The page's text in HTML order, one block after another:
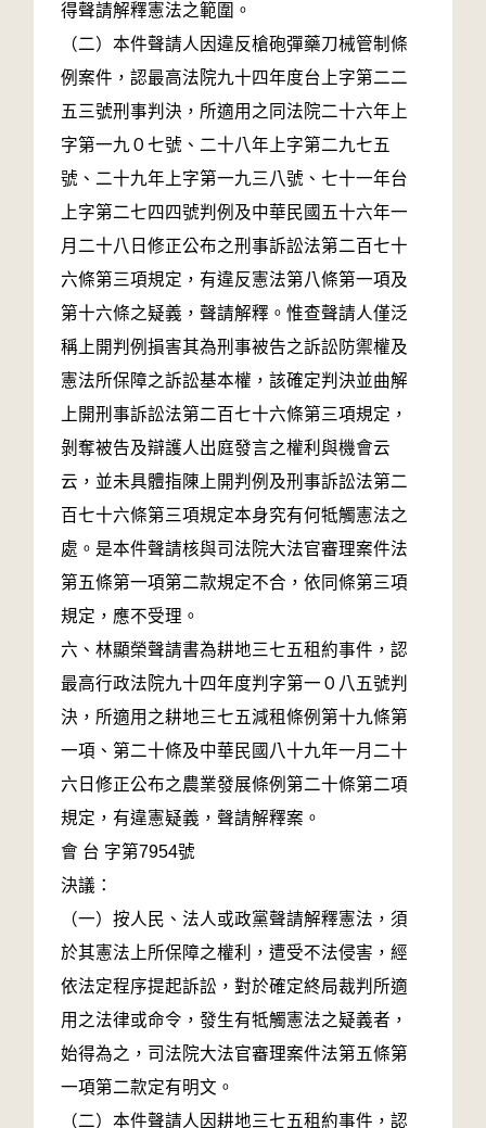
得聲請解釋憲法之範圍。
（二）本件聲請人因違反槍砲彈藥刀械管制條
例案件，認最高法院九十四年度台上字第二二
五三號刑事判決，所適用之同法院二十六年上
字第一九０七號、二十八年上字第二九七五
號、二十九年上字第一九三八號、七十一年台
上字第二七四四號判例及中華民國五十六年一
月二十八日修正公布之刑事訴訟法第二百七十
六條第三項規定，有違反憲法第八條第一項及
第十六條之疑義，聲請解釋。惟查聲請人僅泛
稱上開判例損害其為刑事被告之訴訟防禦權及
憲法所保障之訴訟基本權，該確定判決並曲解
上開刑事訴訟法第二百七十六條第三項規定，
剝奪被告及辯護人出庭發言之權利與機會云
云，並未具體指陳上開判例及刑事訴訟法第二
百七十六條第三項規定本身究有何牴觸憲法之
處。是本件聲請核與司法院大法官審理案件法
第五條第一項第二款規定不合，依同條第三項
規定，應不受理。
六、林顯榮聲請書為耕地三七五租約事件，認
最高行政法院九十四年度判字第一０八五號判
決，所適用之耕地三七五減租條例第十九條第
一項、第二十條及中華民國八十九年一月二十
六日修正公布之農業發展條例第二十條第二項
規定，有違憲疑義，聲請解釋案。
會 台 字第7954號
決議：
（一）按人民、法人或政黨聲請解釋憲法，須
於其憲法上所保障之權利，遭受不法侵害，經
依法定程序提起訴訟，對於確定終局裁判所適
用之法律或命令，發生有牴觸憲法之疑義者，
始得為之，司法院大法官審理案件法第五條第
一項第二款定有明文。
（二）本件聲請人因耕地三七五租約事件，認